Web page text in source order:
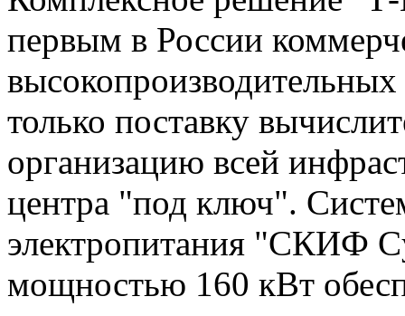
первым в России
только поставку
организацию всей
центра "под ключ".
электропитания "СКИФ
мощностью 160 кВт